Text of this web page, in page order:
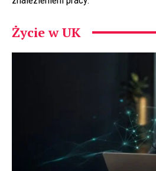
Życie w UK